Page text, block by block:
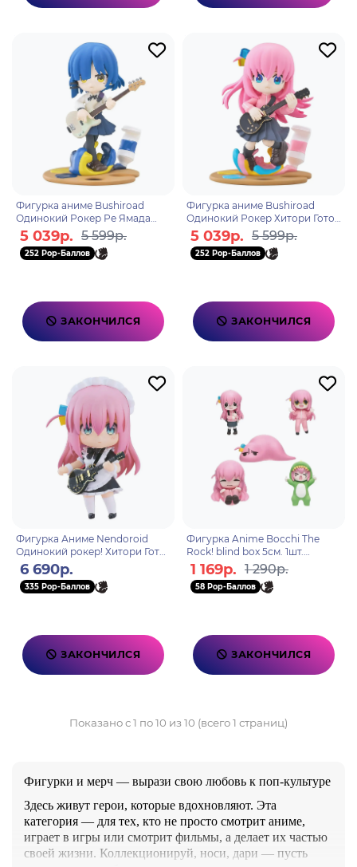
Фигурка аниме Bushiroad
Одинокий Рокер Ре Ямада
BOCCHI THE ROCK Ryo
Yamada 11см 67891
5 039р. 5 599р.
252 Pop-Баллов
ЗАКОНЧИЛСЯ
Фигурка аниме Bushiroad
Одинокий Рокер Хитори Гото
BOCCHI THE ROCK Hitori
Gotoh 11см 67877
5 039р. 5 599р.
252 Pop-Баллов
ЗАКОНЧИЛСЯ
Фигурка Аниме Nendoroid
Одинокий рокер! Хитори Гото
10см 4580590209787
6 690р.
335 Pop-Баллов
ЗАКОНЧИЛСЯ
Фигурка Anime Bocchi The
Rock! blind box 5см. 1шт.
4571598670174
1 169р. 1 290р.
58 Pop-Баллов
ЗАКОНЧИЛСЯ
Показано с 1 по 10 из 10 (всего 1 страниц)
Фигурки и мерч — вырази свою любовь к поп-культуре
Здесь живут герои, которые вдохновляют. Эта
категория — для тех, кто не просто смотрит аниме,
играет в игры или смотрит фильмы, а делает их частью
своей жизни. Коллекционируй, носи, дари — пусть